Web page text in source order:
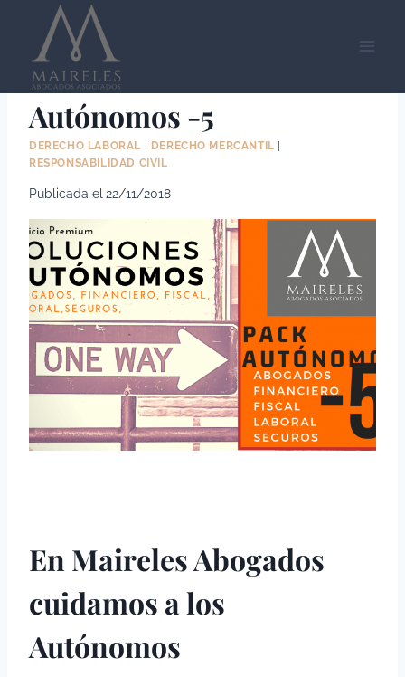
contenido
Nuevo Pack Asesoria
Autónomos -5
DERECHO LABORAL DERECHO MERCANTIL
RESPONSABILIDAD CIVIL
Publicada el 22/11/2018
En Maireles Abogados
cuidamos a los
Autónomos